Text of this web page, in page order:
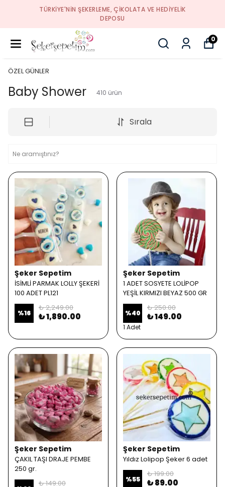
TÜRKIYE'NIN ŞEKERLEME, ÇIKOLATA VE HEDIYELIK
DEPOSU
0
ÖZEL GÜNLER
Baby Shower 410 ürün
Sırala
Şeker Sepetim
İSİMLİ PARMAK LOLLY ŞEKERİ
100 ADET PL121
%16
₺ 2,249.00
₺ 1,890.00
Şeker Sepetim
1 ADET SOSYETE LOLİPOP
YEŞİL KIRMIZI BEYAZ 500 GR
%40
₺ 250.00
₺ 149.00
1 Adet
Şeker Sepetim
ÇAKIL TAŞI DRAJE PEMBE
250 gr.
₺ 149.00
Şeker Sepetim
Yıldız Lolipop Şeker 6 adet
%55
₺ 199.00
₺ 89.00